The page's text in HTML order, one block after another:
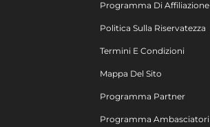
Programma Di Affiliazione
Politica Sulla Riservatezza
Termini E Condizioni
Mappa Del Sito
Programma Partner
Programma Ambasciatori